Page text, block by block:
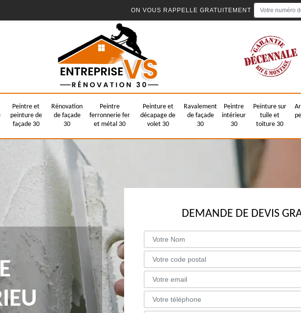
ON VOUS RAPPELLE GRATUITEMENT
Peintre et
peinture de
façade 30
Rénovation
de façade
30
Peintre
ferronnerie fer
et métal 30
Peinture et
décapage de
volet 30
Ravalement
de façade
30
Peintre
intérieur
30
Peinture sur
tuile et
toiture 30
DEMANDE DE DEVIS